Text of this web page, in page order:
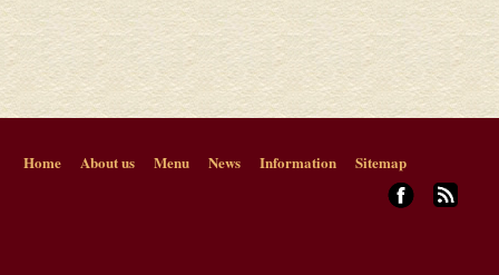
Home About us Menu News Information Sitemap